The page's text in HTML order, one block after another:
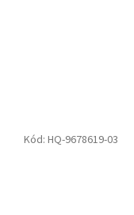
Kód: HQ-9678619-03